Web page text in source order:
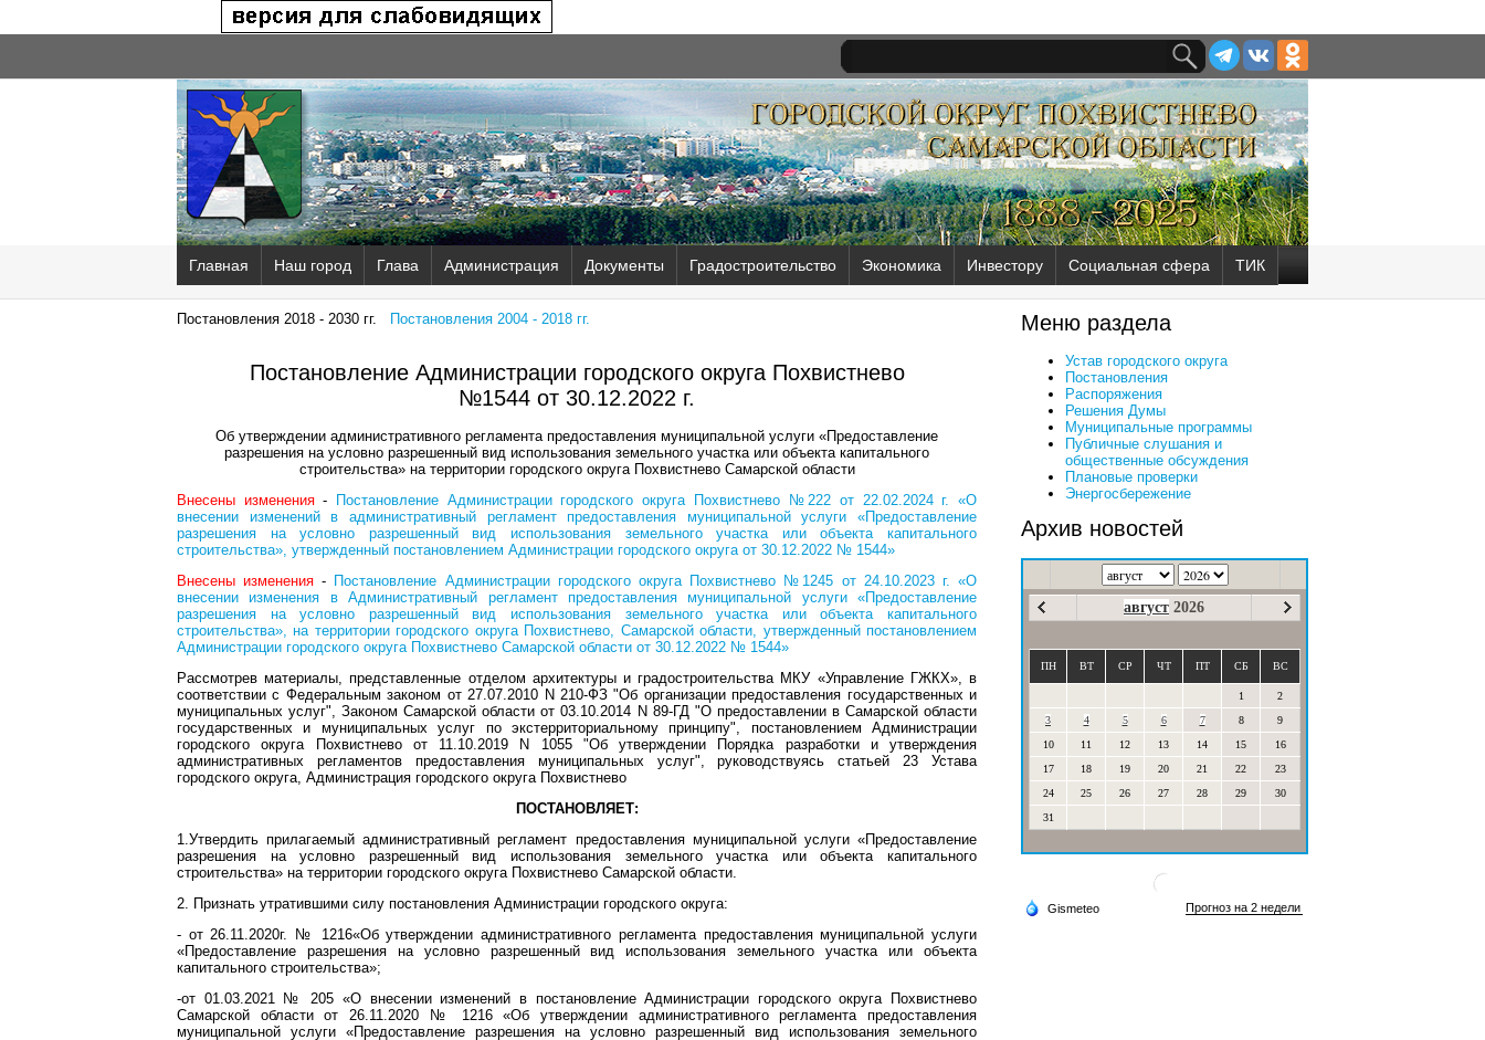
Главная Наш город Глава Администрация Документы Градостроительство Экономика Инвестору Социальная сфера ТИК
Постановления 2018 - 2030 гг. Постановления 2004 - 2018 гг.
Постановление Администрации городского округа Похвистнево
№1544 от 30.12.2022 г.
Об утверждении административного регламента предоставления муниципальной услуги «Предоставление
разрешения на условно разрешенный вид использования земельного участка или объекта капитального
строительства» на территории городского округа Похвистнево Самарской области
Внесены изменения-
Постановление Администрации городского округа Похвистнево №222 от 22.02.2024 г. «О
внесении изменений в административный регламент предоставления муниципальной услуги «Предоставление
разрешения на условно разрешенный вид использования земельного участка или объекта капитального
строительства», утвержденный постановлением Администрации городского округа от 30.12.2022 № 1544»
Внесены изменения- Постановление Администрации городского округа Похвистнево №1245 от 24.10.2023 г. «О
внесении изменения в Административный регламент предоставления муниципальной услуги «Предоставление
разрешения на условно разрешенный вид использования земельного участка или объекта капитального
строительства», на территории городского округа Похвистнево, Самарской области, утвержденный постановлением
Администрации городского округа Похвистнево Самарской области от 30.12.2022 № 1544»
Рассмотрев материалы, представленные отделом архитектуры и градостроительства МКУ «Управление ГЖКХ», в
соответствии с Федеральным законом от 27.07.2010 N 210-ФЗ "Об организации предоставления государственных и
муниципальных услуг", Законом Самарской области от 03.10.2014 N 89-ГД "О предоставлении в Самарской области
государственных и муниципальных услуг по экстерриториальному принципу", постановлением Администрации
городского округа Похвистнево от 11.10.2019 N 1055 "Об утверждении Порядка разработки и утверждения
административных регламентов предоставления муниципальных услуг", руководствуясь статьей 23 Устава
городского округа, Администрация городского округа Похвистнево
ПОСТАНОВЛЯЕТ:
1.Утвердить прилагаемый административный регламент предоставления муниципальной услуги «Предоставление
разрешения на условно разрешенный вид использования земельного участка или объекта капитального
строительства» на территории городского округа Похвистнево Самарской области.
2. Признать утратившими силу постановления Администрации городского округа:
- от 26.11.2020г. № 1216«Об утверждении административного регламента предоставления муниципальной услуги
«Предоставление разрешения на условно разрешенный вид использования земельного участка или объекта
капитального строительства»;
-от 01.03.2021 № 205 «О внесении изменений в постановление Администрации городского округа Похвистнево
Самарской области от 26.11.2020 № 1216 «Об утверждении административного регламента предоставления
муниципальной услуги «Предоставление разрешения на условно разрешенный вид использования земельного
Меню раздела
Устав городского округа
Постановления
Распоряжения
Решения Думы
Муниципальные программы
Публичные слушания и
общественные обсуждения
Плановые проверки
Энергосбережение
Архив новостей
август 2026
ПН ВТ СР ЧТ ПТ СБ ВС
1
2
3
4 5 6 7 8
9
10
11 12 13 14 15
16
17
18 19 20 21 22
23
24
25 26 27 28 29
30
31